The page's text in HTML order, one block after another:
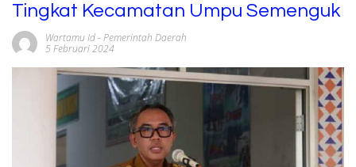
Tingkat Kecamatan Umpu Semenguk
Wartamu Id- Pemerintah Daerah
5 Februari 2024